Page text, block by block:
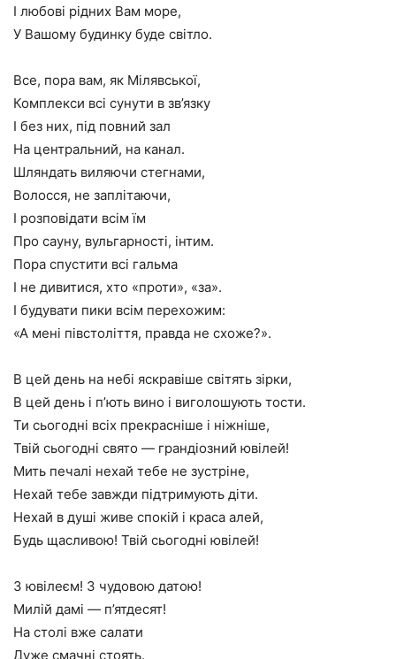
І любові рідних Вам море,
У Вашому будинку буде світло.
Все, пора вам, як Мілявської,
Комплекси всі сунути в зв’язку
І без них, під повний зал
На центральний, на канал.
Шляндать виляючи стегнами,
Волосся, не заплітаючи,
І розповідати всім їм
Про сауну, вульгарності, інтим.
Пора спустити всі гальма
І не дивитися, хто «проти», «за».
І будувати пики всім перехожим:
«А мені півстоліття, правда не схоже?».
В цей день на небі яскравіше світять зірки,
В цей день і п’ють вино і виголошують тости.
Ти сьогодні всіх прекрасніше і ніжніше,
Твій сьогодні свято — грандіозний ювілей!
Мить печалі нехай тебе не зустріне,
Нехай тебе завжди підтримують діти.
Нехай в душі живе спокій і краса алей,
Будь щасливою! Твій сьогодні ювілей!
З ювілеєм! З чудовою датою!
Милій дамі — п’ятдесят!
На столі вже салати
Дуже смачні стоять.